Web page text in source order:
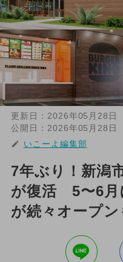
更新日： 2026年05月28日
公開日： 2026年05月28日
いこーよ編集部
7年ぶり！新潟
が復活 5〜6月
が続々オープン